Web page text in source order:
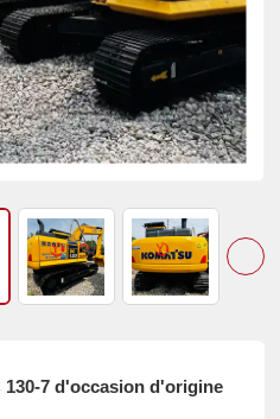
130-7 d'occasion d'origine